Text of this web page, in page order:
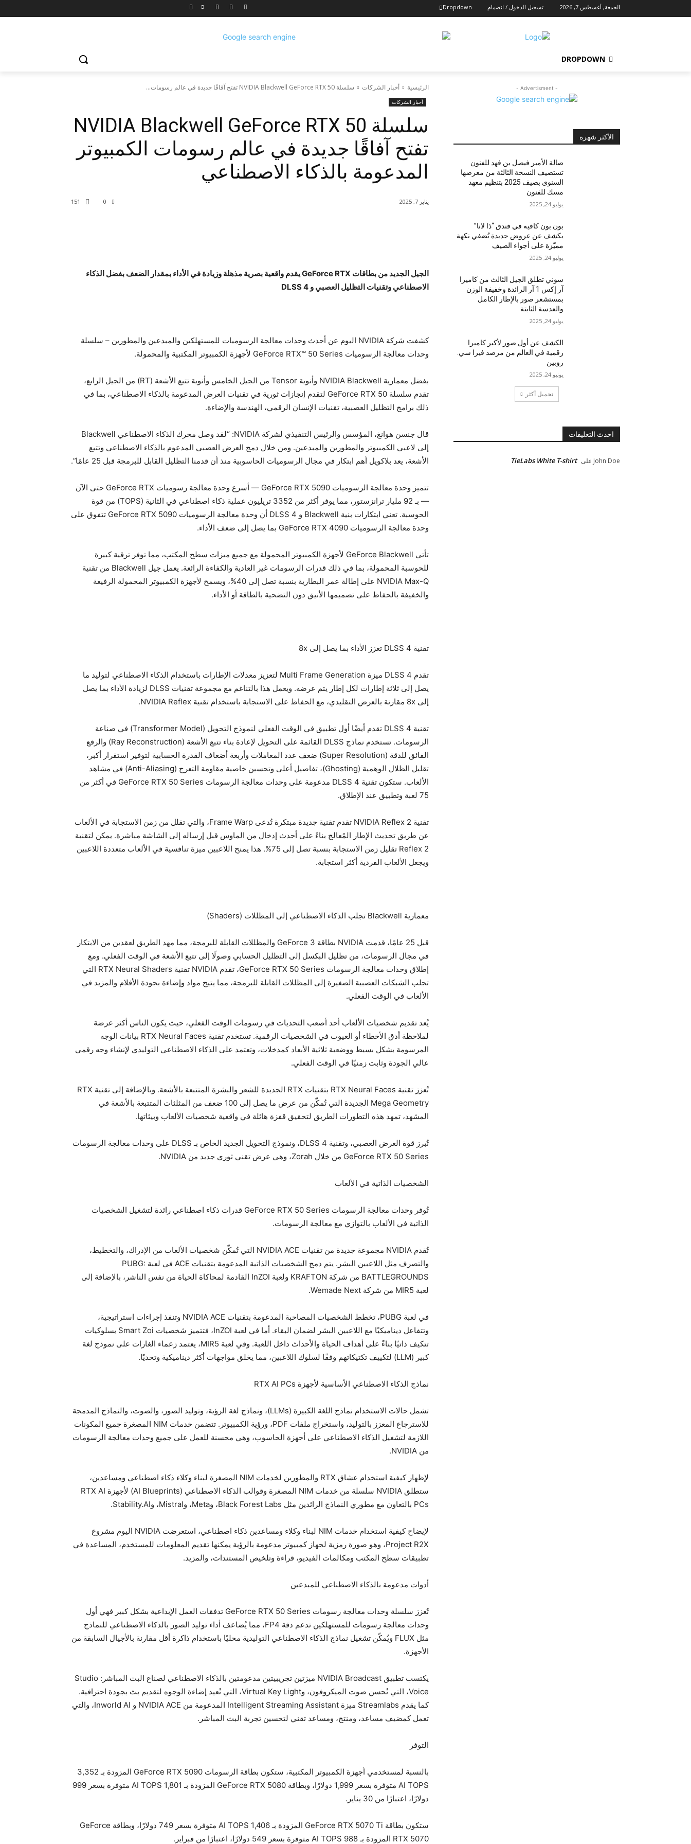
الجمعة, أغسطس 7, 2026 تسجيل الدخول / انضمام Dropdown
DROPDOWN
الرئيسية أخبار الشركات سلسلة NVIDIA Blackwell GeForce RTX 50 تفتح آفاقًا جديدة في عالم رسومات...
أخبار الشركات
سلسلة NVIDIA Blackwell GeForce RTX 50
تفتح آفاقًا جديدة في عالم رسومات الكمبيوتر
المدعومة بالذكاء الاصطناعي
0
151 يناير 7, 2025
الجيل الجديد من بطاقات GeForce RTX يقدم واقعية بصرية مذهلة وزيادة في الأداء بمقدار الضعف بفضل الذكاء
الاصطناعي وتقنيات التظليل العصبي و DLSS 4
كشفت شركة NVIDIA اليوم عن أحدث وحدات معالجة الرسوميات للمستهلكين والمبدعين والمطورين – سلسلة
وحدات معالجة الرسوميات GeForce RTX™ 50 Series لأجهزة الكمبيوتر المكتبية والمحمولة.
بفضل معمارية NVIDIA Blackwell وأنوية Tensor من الجيل الخامس وأنوية تتبع الأشعة (RT) من الجيل الرابع،
تقدم سلسلة GeForce RTX 50 لتقدم إنجازات ثورية في تقنيات العرض المدعومة بالذكاء الاصطناعي، بما في
ذلك برامج التظليل العصبية، تقنيات الإنسان الرقمي، الهندسة والإضاءة.
قال جنسن هوانغ، المؤسس والرئيس التنفيذي لشركة NVIDIA: “لقد وصل محرك الذكاء الاصطناعي Blackwell
إلى لاعبي الكمبيوتر والمطورين والمبدعين. ومن خلال دمج العرض العصبي المدعوم بالذكاء الاصطناعي وتتبع
الأشعة، يعد بلاكويل أهم ابتكار في مجال الرسوميات الحاسوبية منذ أن قدمنا التظليل القابل للبرمجة قبل 25 عامًا”.
تتميز وحدة معالجة الرسوميات GeForce RTX 5090 — أسرع وحدة معالجة رسوميات GeForce RTX حتى الآن
— بـ 92 مليار ترانزستور، مما يوفر أكثر من 3352 تريليون عملية ذكاء اصطناعي في الثانية (TOPS) من قوة
الحوسبة. تعني ابتكارات بنية Blackwell و DLSS 4 أن وحدة معالجة الرسوميات GeForce RTX 5090 تتفوق على
وحدة معالجة الرسوميات GeForce RTX 4090 بما يصل إلى ضعف الأداء.
تأتي GeForce Blackwell لأجهزة الكمبيوتر المحمولة مع جميع ميزات سطح المكتب، مما توفر ترقية كبيرة
للحوسبة المحمولة، بما في ذلك قدرات الرسومات غير العادية والكفاءة الرائعة. يعمل جيل Blackwell من تقنية
NVIDIA Max-Q على إطالة عمر البطارية بنسبة تصل إلى 40%، ويسمح لأجهزة الكمبيوتر المحمولة الرفيعة
والخفيفة بالحفاظ على تصميمها الأنيق دون التضحية بالطاقة أو الأداء.
تقنية DLSS 4 تعزز الأداء بما يصل إلى 8x
تقدم DLSS 4 ميزة Multi Frame Generation لتعزيز معدلات الإطارات باستخدام الذكاء الاصطناعي لتوليد ما
يصل إلى ثلاثة إطارات لكل إطار يتم عرضه. ويعمل هذا بالتناغم مع مجموعة تقنيات DLSS لزيادة الأداء بما يصل
إلى 8x مقارنة بالعرض التقليدي، مع الحفاظ على الاستجابة باستخدام تقنية NVIDIA Reflex.
تقنية DLSS 4 تقدم أيضًا أول تطبيق في الوقت الفعلي لنموذج التحويل (Transformer Model) في صناعة
الرسومات. تستخدم نماذج DLSS القائمة على التحويل لإعادة بناء تتبع الأشعة (Ray Reconstruction) والرفع
الفائق للدقة (Super Resolution) ضعف عدد المعاملات وأربعة أضعاف القدرة الحسابية لتوفير استقرار أكبر،
تقليل الظلال الوهمية (Ghosting)، تفاصيل أعلى وتحسين خاصية مقاومة التعرج (Anti-Aliasing) في مشاهد
الألعاب. ستكون تقنية DLSS 4 مدعومة على وحدات معالجة الرسومات GeForce RTX 50 Series في أكثر من
75 لعبة وتطبيق عند الإطلاق.
تقنية NVIDIA Reflex 2 تقدم تقنية جديدة مبتكرة تُدعى Frame Warp، والتي تقلل من زمن الاستجابة في الألعاب
عن طريق تحديث الإطار المُعالج بناءً على أحدث إدخال من الماوس قبل إرساله إلى الشاشة مباشرة. يمكن لتقنية
Reflex 2 تقليل زمن الاستجابة بنسبة تصل إلى 75%. هذا يمنح اللاعبين ميزة تنافسية في الألعاب متعددة اللاعبين
ويجعل الألعاب الفردية أكثر استجابة.
معمارية Blackwell تجلب الذكاء الاصطناعي إلى المظللات (Shaders)
قبل 25 عامًا، قدمت NVIDIA بطاقة GeForce 3 والمظللات القابلة للبرمجة، مما مهد الطريق لعقدين من الابتكار
في مجال الرسومات، من تظليل البكسل إلى التظليل الحسابي وصولًا إلى تتبع الأشعة في الوقت الفعلي. ومع
إطلاق وحدات معالجة الرسومات GeForce RTX 50 Series، تقدم NVIDIA تقنية RTX Neural Shaders التي
تجلب الشبكات العصبية الصغيرة إلى المظللات القابلة للبرمجة، مما يتيح مواد وإضاءة بجودة الأفلام والمزيد في
الألعاب في الوقت الفعلي.
يُعد تقديم شخصيات الألعاب أحد أصعب التحديات في رسومات الوقت الفعلي، حيث يكون الناس أكثر عرضة
لملاحظة أدق الأخطاء أو العيوب في الشخصيات الرقمية. تستخدم تقنية RTX Neural Faces بيانات الوجه
المرسومة بشكل بسيط ووضعية ثلاثية الأبعاد كمدخلات، وتعتمد على الذكاء الاصطناعي التوليدي لإنشاء وجه رقمي
عالي الجودة وثابت زمنيًا في الوقت الفعلي.
تُعزز تقنية RTX Neural Faces بتقنيات RTX الجديدة للشعر والبشرة المتتبعة بالأشعة. وبالإضافة إلى تقنية RTX
Mega Geometry الجديدة التي تُمكّن من عرض ما يصل إلى 100 ضعف من المثلثات المتتبعة بالأشعة في
المشهد، تمهد هذه التطورات الطريق لتحقيق قفزة هائلة في واقعية شخصيات الألعاب وبيئاتها.
تُبرز قوة العرض العصبي، وتقنية DLSS 4، ونموذج التحويل الجديد الخاص بـ DLSS على وحدات معالجة الرسومات
GeForce RTX 50 Series من خلال Zorah، وهي عرض تقني ثوري جديد من NVIDIA.
الشخصيات الذاتية في الألعاب
تُوفر وحدات معالجة الرسومات GeForce RTX 50 Series قدرات ذكاء اصطناعي رائدة لتشغيل الشخصيات
الذاتية في الألعاب بالتوازي مع معالجة الرسومات.
تُقدم NVIDIA مجموعة جديدة من تقنيات NVIDIA ACE التي تُمكّن شخصيات الألعاب من الإدراك، والتخطيط،
والتصرف مثل اللاعبين البشر. يتم دمج الشخصيات الذاتية المدعومة بتقنيات ACE في لعبة PUBG:
BATTLEGROUNDS من شركة KRAFTON ولعبة InZOI القادمة لمحاكاة الحياة من نفس الناشر، بالإضافة إلى
لعبة MIR5 من شركة Wemade Next.
في لعبة PUBG، تخطط الشخصيات المصاحبة المدعومة بتقنيات NVIDIA ACE وتنفذ إجراءات استراتيجية،
وتتفاعل ديناميكيًا مع اللاعبين البشر لضمان البقاء. أما في لعبة InZOI، فتتميز شخصيات Smart Zoi بسلوكيات
تتكيف ذاتيًا بناءً على أهداف الحياة والأحداث داخل اللعبة. وفي لعبة MIR5، يعتمد زعماء الغارات على نموذج لغة
كبير (LLM) لتكييف تكتيكاتهم وفقًا لسلوك اللاعبين، مما يخلق مواجهات أكثر ديناميكية وتحديًا.
نماذج الذكاء الاصطناعي الأساسية لأجهزة RTX AI PCs
تشمل حالات الاستخدام نماذج اللغة الكبيرة (LLMs)، ونماذج لغة الرؤية، وتوليد الصور، والصوت، والنماذج المدمجة
للاسترجاع المعزز بالتوليد، واستخراج ملفات PDF، ورؤية الكمبيوتر. تتضمن خدمات NIM المصغرة جميع المكونات
اللازمة لتشغيل الذكاء الاصطناعي على أجهزة الحاسوب، وهي محسنة للعمل على جميع وحدات معالجة الرسومات
من NVIDIA.
لإظهار كيفية استخدام عشاق RTX والمطورين لخدمات NIM المصغرة لبناء وكلاء ذكاء اصطناعي ومساعدين،
ستطلق NVIDIA سلسلة من خدمات NIM المصغرة وقوالب الذكاء الاصطناعي (AI Blueprints) لأجهزة RTX AI
PCs بالتعاون مع مطوري النماذج الرائدين مثل Black Forest Labs، وMeta، وMistral، وStability.AI.
لإيضاح كيفية استخدام خدمات NIM لبناء وكلاء ومساعدين ذكاء اصطناعي، استعرضت NVIDIA اليوم مشروع
Project R2X، وهو صورة رمزية لجهاز كمبيوتر مدعومة بالرؤية يمكنها تقديم المعلومات للمستخدم، المساعدة في
تطبيقات سطح المكتب ومكالمات الفيديو، قراءة وتلخيص المستندات، والمزيد.
أدوات مدعومة بالذكاء الاصطناعي للمبدعين
تُعزز سلسلة وحدات معالجة رسومات GeForce RTX 50 Series تدفقات العمل الإبداعية بشكل كبير فهي أول
وحدات معالجة رسومات للمستهلكين تدعم دقة FP4، مما يُضاعف أداء توليد الصور بالذكاء الاصطناعي للنماذج
مثل FLUX ويُمكّن تشغيل نماذج الذكاء الاصطناعي التوليدية محليًا باستخدام ذاكرة أقل مقارنة بالأجيال السابقة من
الأجهزة.
يكتسب تطبيق NVIDIA Broadcast ميزتين تجريبيتين مدعومتين بالذكاء الاصطناعي لصناع البث المباشر: Studio
Voice، التي تُحسن صوت الميكروفون، وVirtual Key Light، التي تُعيد إضاءة الوجوه لتقديم بث بجودة احترافية.
كما يقدم Streamlabs ميزة Intelligent Streaming Assistant المدعومة من NVIDIA ACE و Inworld AI، والتي
تعمل كمضيف مساعد، ومنتج، ومساعد تقني لتحسين تجربة البث المباشر.
التوفر
بالنسبة لمستخدمي أجهزة الكمبيوتر المكتبية، ستكون بطاقة الرسومات GeForce RTX 5090 المزودة بـ 3,352
AI TOPS متوفرة بسعر 1,999 دولارًا، وبطاقة GeForce RTX 5080 المزودة بـ 1,801 AI TOPS متوفرة بسعر 999
دولارًا، اعتبارًا من 30 يناير.
ستكون بطاقة GeForce RTX 5070 Ti المزودة بـ 1,406 AI TOPS متوفرة بسعر 749 دولارًا، وبطاقة GeForce
RTX 5070 المزودة بـ 988 AI TOPS متوفرة بسعر 549 دولارًا، اعتبارًا من فبراير.
- Advertisment -
الأكثر شهرة
صالة الأمير فيصل بن فهد للفنون
تستضيف النسخة الثالثة من معرضها
السنوي بصيف 2025 بتنظيم معهد
مسك للفنون
يوليو 24, 2025
بون بون كافيه في فندق “ذا لانا”
يكشف عن عروض جديدة تُضفي نكهة
مميّزة على أجواء الصيف
يوليو 24, 2025
سوني تطلق الجيل الثالث من كاميرا
آر إكس 1 آر الرائدة وخفيفة الوزن
بمستشعر صور بالإطار الكامل
والعدسة الثابتة
يوليو 24, 2025
الكشف عن أول صور لأكبر كاميرا
رقمية في العالم من مرصد فيرا سي.
روبين
يونيو 24, 2025
تحميل أكثر
احدث التعليقات
John Doe على TieLabs White T-shirt